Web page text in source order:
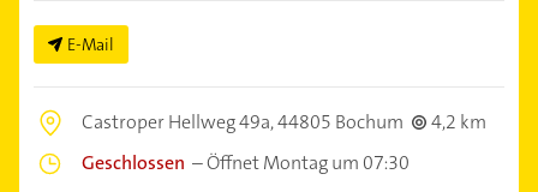
E-Mail
Castroper Hellweg 49a,44805 Bochum
4,2 km
Geschlossen –Öffnet Montag um 07:30